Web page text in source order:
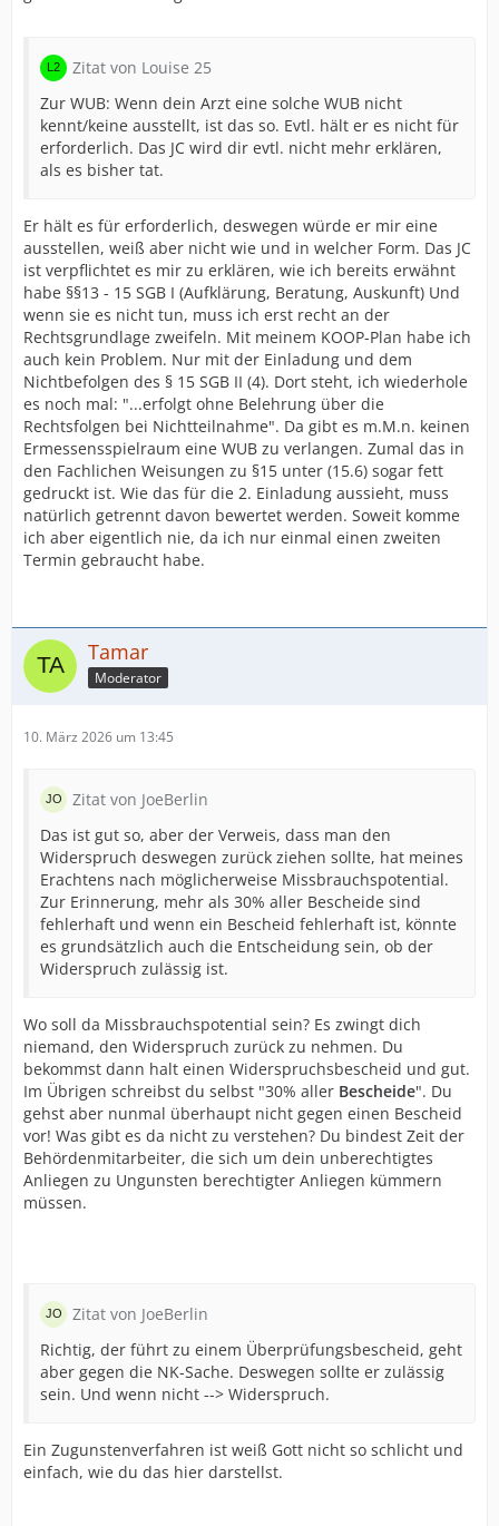
Zitat von Louise 25
Zur WUB: Wenn dein Arzt eine solche WUB nicht
kennt/keine ausstellt, ist das so. Evtl. hält er es nicht für
erforderlich. Das JC wird dir evtl. nicht mehr erklären,
als es bisher tat.
Er hält es für erforderlich, deswegen würde er mir eine
ausstellen, weiß aber nicht wie und in welcher Form. Das JC
ist verpflichtet es mir zu erklären, wie ich bereits erwähnt
habe §§13 - 15 SGB I (Aufklärung, Beratung, Auskunft) Und
wenn sie es nicht tun, muss ich erst recht an der
Rechtsgrundlage zweifeln. Mit meinem KOOP-Plan habe ich
auch kein Problem. Nur mit der Einladung und dem
Nichtbefolgen des § 15 SGB II (4). Dort steht, ich wiederhole
es noch mal: "...erfolgt ohne Belehrung über die
Rechtsfolgen bei Nichtteilnahme". Da gibt es m.M.n. keinen
Ermessensspielraum eine WUB zu verlangen. Zumal das in
den Fachlichen Weisungen zu §15 unter (15.6) sogar fett
gedruckt ist. Wie das für die 2. Einladung aussieht, muss
natürlich getrennt davon bewertet werden. Soweit komme
ich aber eigentlich nie, da ich nur einmal einen zweiten
Termin gebraucht habe.
Tamar
Moderator
10. März 2026 um 13:45
Zitat von JoeBerlin
Das ist gut so, aber der Verweis, dass man den
Widerspruch deswegen zurück ziehen sollte, hat meines
Erachtens nach möglicherweise Missbrauchspotential.
Zur Erinnerung, mehr als 30% aller Bescheide sind
fehlerhaft und wenn ein Bescheid fehlerhaft ist, könnte
es grundsätzlich auch die Entscheidung sein, ob der
Widerspruch zulässig ist.
Wo soll da Missbrauchspotential sein? Es zwingt dich
niemand, den Widerspruch zurück zu nehmen. Du
bekommst dann halt einen Widerspruchsbescheid und gut.
Im Übrigen schreibst du selbst "30% aller Bescheide". Du
gehst aber nunmal überhaupt nicht gegen einen Bescheid
vor! Was gibt es da nicht zu verstehen? Du bindest Zeit der
Behördenmitarbeiter, die sich um dein unberechtigtes
Anliegen zu Ungunsten berechtigter Anliegen kümmern
müssen.
Zitat von JoeBerlin
Richtig, der führt zu einem Überprüfungsbescheid, geht
aber gegen die NK-Sache. Deswegen sollte er zulässig
sein. Und wenn nicht --> Widerspruch.
Ein Zugunstenverfahren ist weiß Gott nicht so schlicht und
einfach, wie du das hier darstellst.